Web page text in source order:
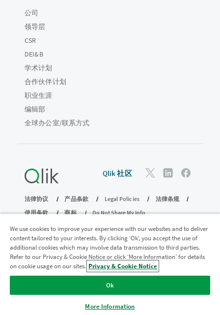
公司
领导层
CSR
DEI&B
学术计划
合作伙伴计划
职业生涯
编辑部
全球办公室/联系方式
Qlik 社区
法律协议 产品条款 Legal Policies
法律条规
使用条款
商标
Do Not Share My Info
版权所有 © 1993-2026 QlikTech International AB。保留所有权利。
加入分析现代化计划
使用分析现代化计划实现现代化，同时不损害您宝贵的
QlikView 应用程序。
We use cookies to improve your experience with our websites and to deliver
content tailored to your interests. By clicking ‘Ok’, you accept the use of
additional cookies which may involve data transmission to third parties.
Refer to our Privacy & Cookie Notice or click ‘More Information’ for details
on cookie usage on our sites. Privacy & Cookie Notice
Ok
More Information